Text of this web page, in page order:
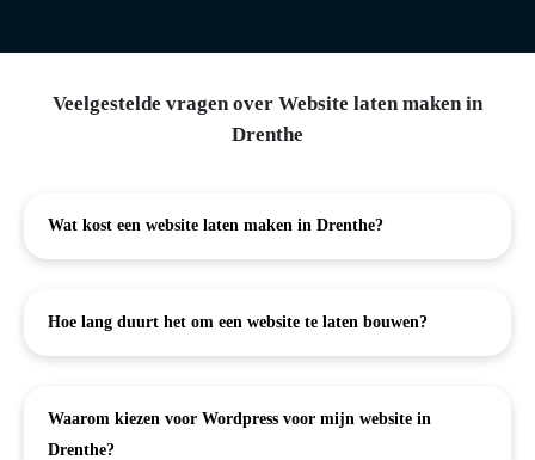
Veelgestelde vragen over Website laten maken in
Drenthe
Wat kost een website laten maken in Drenthe?
Hoe lang duurt het om een website te laten bouwen?
Waarom kiezen voor Wordpress voor mijn website in
Drenthe?